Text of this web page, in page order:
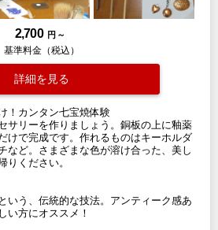
2,700 円 ～
基準料金（税込）
詳細を見る
！カンタン七宝焼体験
サリーを作りましょう。銅板の上に釉薬
けで完成です。作れるものはキーホルダ
など。さまざまな色が溶け合った、美し
りください。
いう、伝統的な技法。アンティーク感あ
い方にオススメ！